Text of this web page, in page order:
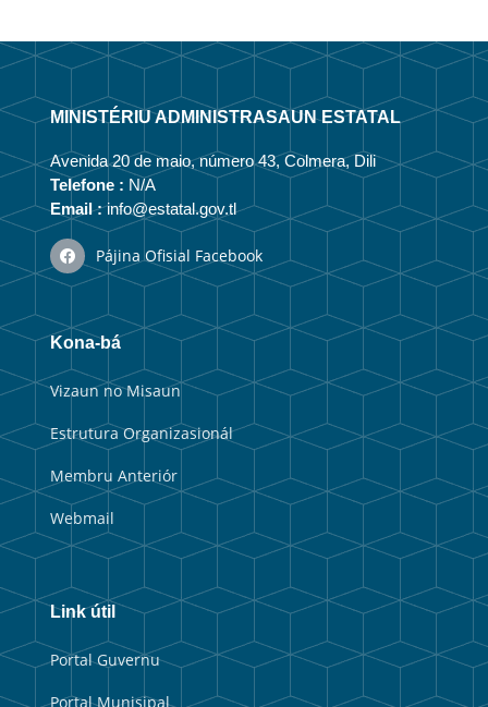
MINISTÉRIU ADMINISTRASAUN ESTATAL
Avenida 20 de maio, número 43, Colmera, Dili
Telefone : N/A
Email :info@estatal.gov.tl
Pájina Ofisial Facebook
Kona-bá
Vizaun no Misaun
Estrutura Organizasionál
Membru Anteriór
Webmail
Link útil
Portal Guvernu
Portal Munisipal